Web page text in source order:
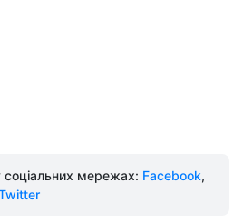
соціальних мережах: Facebook,